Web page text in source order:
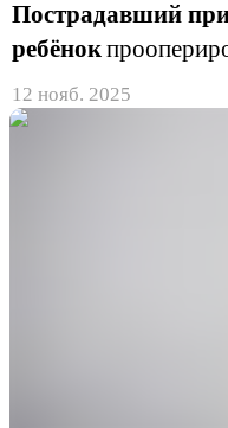
Пострадавший
ребёнок
12 нояб. 2025